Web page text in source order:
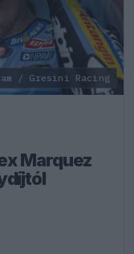
/ Gresini Racing
Marquez